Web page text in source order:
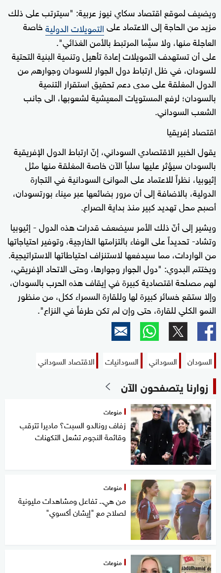
ويضيف لموقع اقتصاد سكاي نيوز عربية: "سيترتب على ذلك
مزيد من الحاجة إلى الاعتماد علىالتمويلات الدوليةخاصة
العاجلة منها، ولا سيَّما المرتبط بالأمن الغذائي".
على أن تستهدف التمويلات إعادة تأهيل وتنمية البنية التحتية
للسودان، في ظل ارتباط دول الجوار للسودان وجوارهم من
الدول المغلقة على مدى دعم تحقيق استقرار التنمية
بالسودان؛ لرفع المستويات المعيشية لشعوبها، الى جانب
الشعب السوداني.
اقتصاد إفريقيا
يقول الخبير الاقتصادي السوداني، إنّ ارتباط الدول الإفريقية
بالسودان سيؤثر عليها سلباً الآن خاصة المغلقة منها مثل
إثيوبيا، نظراً للاعتماد على الموانئ السودانية في التجارة
الدولية، بالاضافة إلى أن مرور بضائعها عبر ميناء بورتسودان،
أصبح محل تهديد كبير منذ بداية الصراع.
ويشير إلى أنّ ذلك الأمر سيضعف قدرات هذه الدول - إثيوبيا
وتشاد- تحديداً على الوفاء بالتزامتها الخارجية، وتوفير احتياجاتها
من الواردات، مما سيدفعها لاستنزاف احتياطاتها الاستراتيجية.
ويختتم البدوي: "دول الجوار وجوارها، وحتى الاتحاد الإفريقي،
لهم مصلحة اقتصادية كبيرة في إيقاف هذه الحرب بالسودان،
وإلا ستقع خسائر كبيرة لها وللقارة السمراء ككل، من منظور
النمو الكلي للقارة، حتى وإن لم تكن طرفاً في النزاع".
السودان السوداني السودانيات الاقتصاد السوداني
زوارنا يتصفحون الآن
منوعات
زفاف رونالدو السبت؟ ماديرا تترقب
وقائمة النجوم تشعل التكهنات
منوعات
من هي.. تفاعل ومشاهدات مليونية
لصلاح مع "إيشان أكسوي"
منوعات